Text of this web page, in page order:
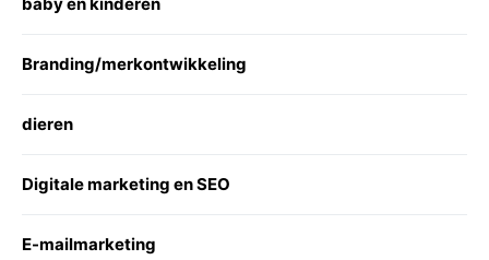
Branding/merkontwikkeling
dieren
Digitale marketing en SEO
E-mailmarketing